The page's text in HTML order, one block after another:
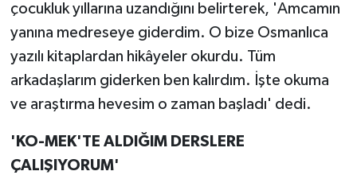
çocukluk yıllarına uzandığını belirterek, 'Amcamın
yanına medreseye giderdim. O bize Osmanlıca
yazılı kitaplardan hikâyeler okurdu. Tüm
arkadaşlarım giderken ben kalırdım. İşte okuma
ve araştırma hevesim o zaman başladı' dedi.
'KO-MEK'TE ALDIĞIM DERSLERE
ÇALIŞIYORUM'